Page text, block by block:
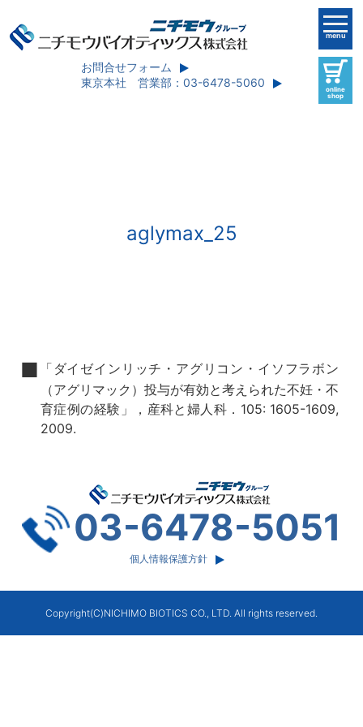
お問合せフォーム
東京本社 営業部：03-6478-5060
menu
online
shop
aglymax_25
「ダイゼインリッチ・アグリコン・イソフラボン
（アグリマック）投与が有効と考えられた不妊・不
育症例の経験」，産科と婦人科．105: 1605-1609,
2009.
03-6478-5051
個人情報保護方針
Copyright(C)NICHIMO BIOTICS CO., LTD. All rights reserved.